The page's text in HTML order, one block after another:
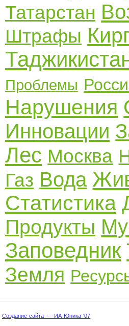
Татарстан
Штрафы
Проблемы
Нарушения
Инновации
Лес Москва
Газ Вода
Статистика
Продукты
Заповедник
Земля
Создание сайта — ИА Юника '07